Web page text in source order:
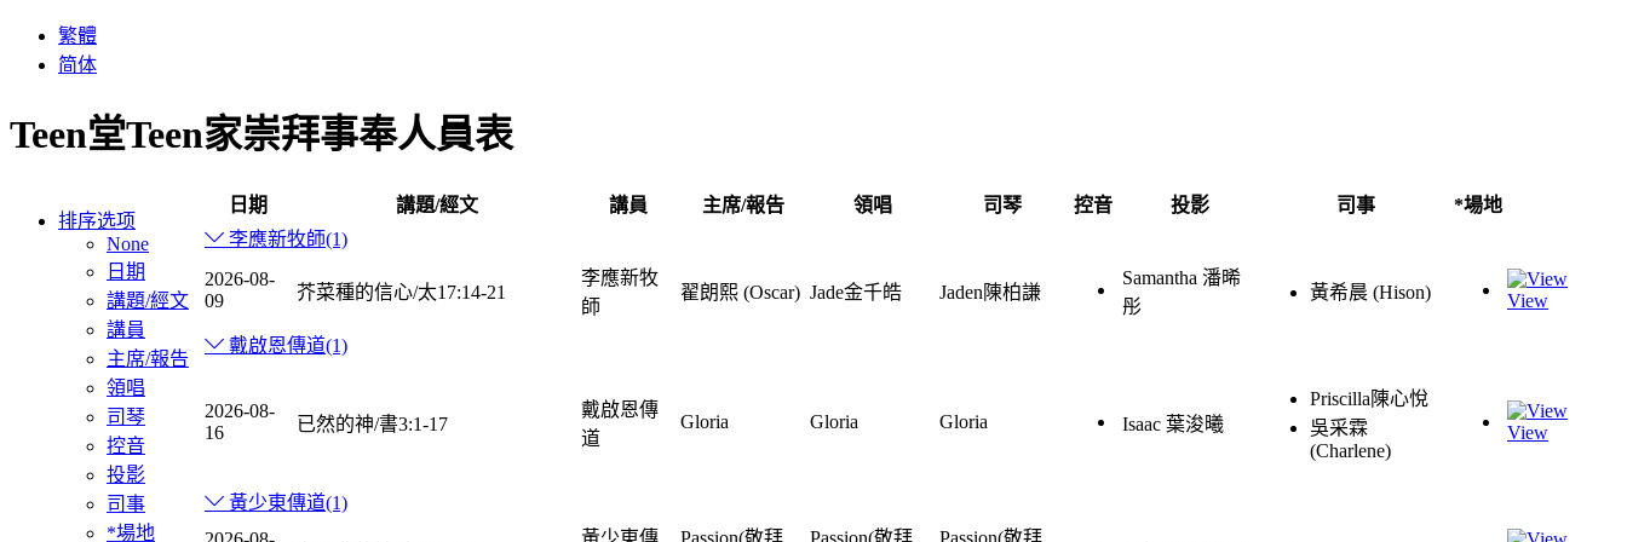
繁體
简体
Teen堂Teen家崇拜事奉人員表
排序选项
None
日期
講題/經文
講員
主席/報告
領唱
司琴
控音
投影
司事
*場地
日期 講題/經文 講員 主席/報告 領唱 司琴 控音 投影 司事 *場地
李應新牧師(1)
2026-08-
09
芥菜種的信心/太17:14-21
李應新牧
師
翟朗熙 (Oscar) Jade金千皓 Jaden陳柏謙
Samantha 潘晞
彤
黃希晨 (Hison) View
戴啟恩傳道(1)
2026-08-
16
已然的神/書3:1-17
戴啟恩傳
道
Gloria Gloria Gloria Isaac 葉浚曦
Priscilla陳心悅
吳采霖
(Charlene)
View
黃少東傳道(1)
黃少東傳
Passion(敬拜
Passion(敬拜
Passion(敬拜